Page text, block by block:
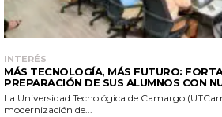
INTERÉS
MÁS TECNOLOGÍA, MÁS FUTURO:
PREPARACIÓN DE SUS ALUMNOS CON
La Universidad Tecnológica de Camargo
modernización de...